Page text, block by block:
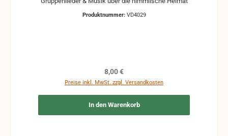
Produktnummer: VD4029
Regulärer Preis:
8,00 €
Preise inkl. MwSt. zzgl. Versandkosten
In den Warenkorb